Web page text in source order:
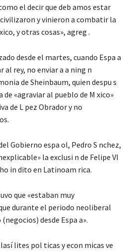
el decir que deb amos estar
y vinieron a combatir la
y otras cosas», agreg .
desde el martes, cuando Espa a
al rey, no enviar a a ning n
de Sheinbaum, quien despu s
de «agraviar al pueblo de M xico»
de L pez Obrador y no
Gobierno espa ol, Pedro S nchez,
la exclusi n de Felipe VI
in dito en Latinoam rica.
que «estaban muy
durante el periodo neoliberal
desde Espa a».
lites pol ticas y econ micas ve